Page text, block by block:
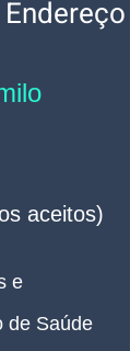
aceitos)
e
de Saúde